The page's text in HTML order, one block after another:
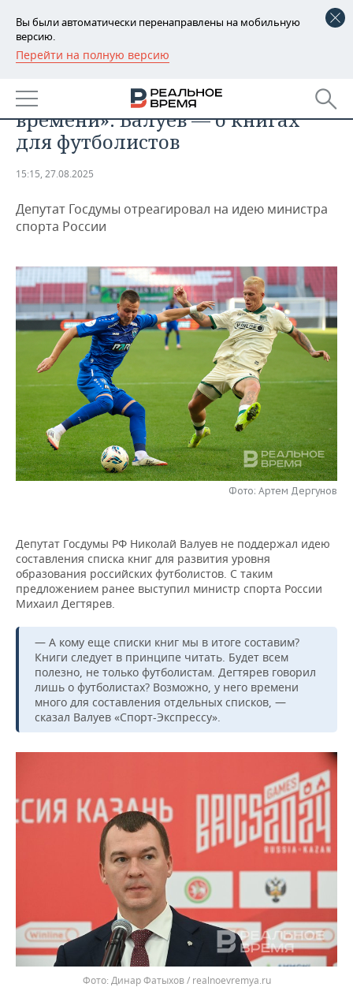
Вы были автоматически перенаправлены на мобильную
версию.
Перейти на полную версию
РЕГИОНЫ
БАШКОРТОСТАН
ТАТАРСТАН
НОВОСТИ
АНАЛИТИКА
ДЕКЛАРАЦИИ О ДОХОДАХ
КОРОЛИ ГОСЗАКАЗА ПФО
ВУЗЫ ТАТАРСТАНА
КОМУ ПРИНАДЛЕЖАТ
ТОРГОВЫЕ ЦЕНТРЫ
ТАТАРСТАНА
НОВОСТИ ЭКОНОМИКИ
ФИНАНСЫ
БАНКИ
БЮДЖЕТ
ИНВЕСТИЦИИ
ПРОМЫШЛЕННОСТЬ
НОВОСТИ
АГРОПРОМ
МАШИНОСТРОЕНИЕ
НЕФТЕХИМИЯ
ОПК
ЭНЕРГЕТИКА
НЕДВИЖИМОСТЬ
НОВОСТИ НЕДВИЖИМОСТИ
АВТО
НОВОСТИ АВТО
БИЗНЕС
НОВОСТИ БИЗНЕСА
РОЗНИЧНАЯ ТОРГОВЛЯ
ТРАНСПОРТ
УСЛУГИ
ТЕХНОЛОГИИ
НОВОСТИ ТЕХНОЛОГИЙ
IT
МЕДИА
МЕРОПРИЯТИЯ
НОВОСТИ МЕРОПРИЯТИЙ
ВЫЕЗДНАЯ РЕДАКЦИЯ
ОТКРЫТАЯ ЛЕКЦИЯ
СПОРТ
НОВОСТИ СПОРТА
БАСКЕТБОЛ
ВОЛЕЙБОЛ
КИБЕРСПОРТ
ФИГУРНОЕ КАТАНИЕ
ВОДНЫЕ ВИДЫ СПОРТА
ОБЩЕСТВО
ИНФРАСТРУКТУРА
ИСТОРИЯ
КУЛЬТУРА
МЕДИЦИНА
ОБРАЗОВАНИЕ
СПРАВОЧНИК
СПИСОК ПЕРСОН
СПИСОК КОМПАНИЙ
ПОЛНАЯ ВЕРСИЯ
«Возможно, у Дегтярева много
времени»: Валуев — о книгах
для футболистов
15:15, 27.08.2025
Депутат Госдумы отреагировал на идею министра
спорта России
Фото: Артем Дергунов
Депутат Госдумы РФ Николай Валуев не поддержал идею
составления списка книг для развития уровня
образования российских футболистов. С таким
предложением ранее выступил министр спорта России
Михаил Дегтярев.
— А кому еще списки книг мы в итоге составим?
Книги следует в принципе читать. Будет всем
полезно, не только футболистам. Дегтярев говорил
лишь о футболистах? Возможно, у него времени
много для составления отдельных списков, —
сказал Валуев «Спорт-Экспрессу».
Динар Фатыхов / realnoevremya.ru